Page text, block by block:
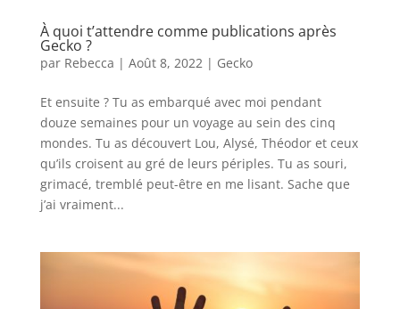
À quoi t’attendre comme publications après
Gecko ?
par Rebecca | Août 8, 2022| Gecko
Et ensuite ? Tu as embarqué avec moi pendant
douze semaines pour un voyage au sein des cinq
mondes. Tu as découvert Lou, Alysé, Théodor et ceux
qu’ils croisent au gré de leurs périples. Tu as souri,
grimacé, tremblé peut-être en me lisant. Sache que
j’ai vraiment...